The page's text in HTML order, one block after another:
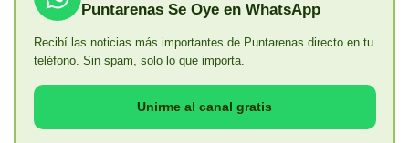
Puntarenas Se Oye en WhatsApp
Recibí las noticias más importantes de Puntarenas directo en tu
teléfono. Sin spam, solo lo que importa.
Unirme al canal gratis